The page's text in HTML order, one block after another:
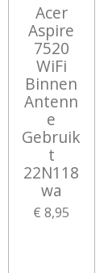
Acer
Aspire
7520
WiFi
Binnen
Antenn
e
Gebruik
t
22N118
wa
€ 8,95